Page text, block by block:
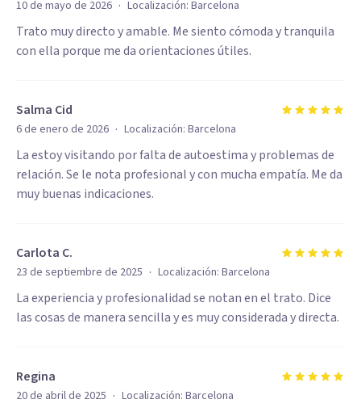
10 de mayo de 2026 · Localización: Barcelona
Trato muy directo y amable. Me siento cómoda y tranquila
con ella porque me da orientaciones útiles.
Salma Cid
6 de enero de 2026 · Localización: Barcelona
La estoy visitando por falta de autoestima y problemas de
relación. Se le nota profesional y con mucha empatía. Me da
muy buenas indicaciones.
Carlota C.
23 de septiembre de 2025 · Localización: Barcelona
La experiencia y profesionalidad se notan en el trato. Dice
las cosas de manera sencilla y es muy considerada y directa.
Regina
20 de abril de 2025 · Localización: Barcelona